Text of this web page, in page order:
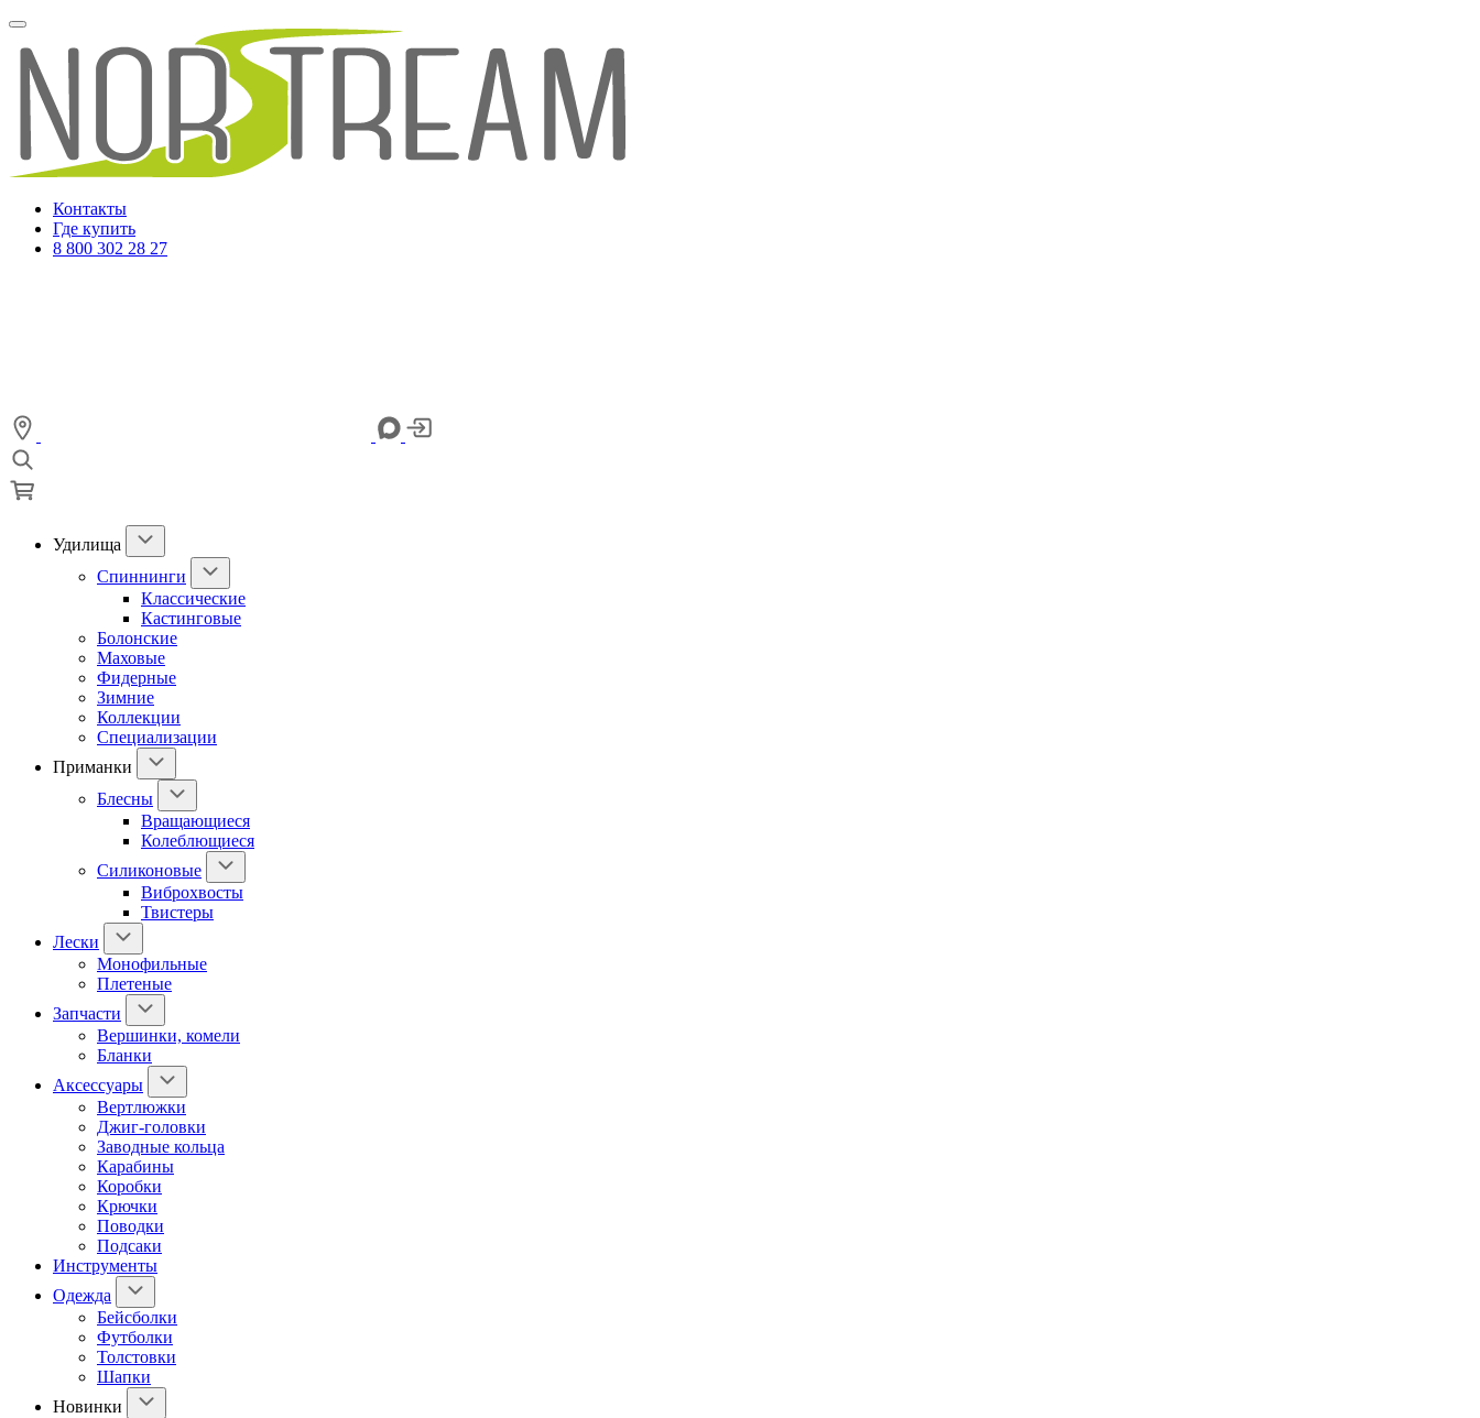
Контакты
Где купить
8 800 302 28 27
Удилища
Спиннинги
Классические
Кастинговые
Болонские
Маховые
Фидерные
Зимние
Коллекции
Специализации
Приманки
Блесны
Вращающиеся
Колеблющиеся
Силиконовые
Виброхвосты
Твистеры
Лески
Монофильные
Плетеные
Запчасти
Вершинки, комели
Бланки
Аксессуары
Вертлюжки
Джиг-головки
Заводные кольца
Карабины
Коробки
Крючки
Поводки
Подсаки
Инструменты
Одежда
Бейсболки
Футболки
Толстовки
Шапки
Новинки